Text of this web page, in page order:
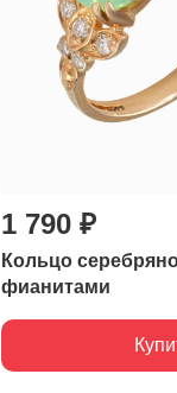
1 790 ₽
Кольцо
фианитами